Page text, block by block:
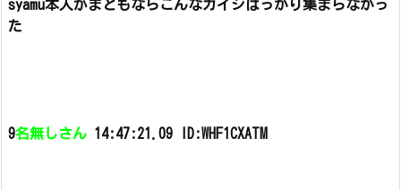
syamu本人がまともならこんなガイジばっかり集まらなかっ
た
9名無しさん 14:47:21.09 ID:WHF1CXATM